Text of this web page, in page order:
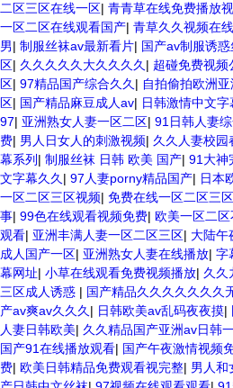
二区三区在线一区| 青青草在线免费播放
一区二区在线观看国产| 青草久久视频在
男| 制服丝袜av最新看片| 国产av制服诱惑
区| 久久久久久大久久久久 | 超碰免费视频
区| 97精品国产综合久久 | 自拍偷拍欧洲
区| 国产精品麻豆成人av| 日韩激情中文字
97| 亚洲熟女人妻一区二区| 91日韩人妻
费| 男人日女人的刺激视频| 久久人妻校园
幕系列 | 制服丝袜 日韩 欧美 国产| 91大神
文字幕久久 | 97人妻porny精品国产| 日本
一区二区三区视频| 免费在线一区二区三区
事| 99色在线观看视频免费| 欧美一区二
观看| 亚洲丰满人妻一区二区三区| 大陆午
成人国产一区| 亚洲熟女人妻在线播放| 字
幕网址| 小草在线观看免费视频播放| 久久
三区成人诱惑 | 国产精品久久久久久久久
产av爽av久久久 | 日韩欧美av乱码夜夜摸|
人妻日韩欧美| 久久精品国产亚洲av日韩
国产91在线播放观看| 国产午夜激情视频
费| 欧美日韩精品免费观看视完整| 男人和